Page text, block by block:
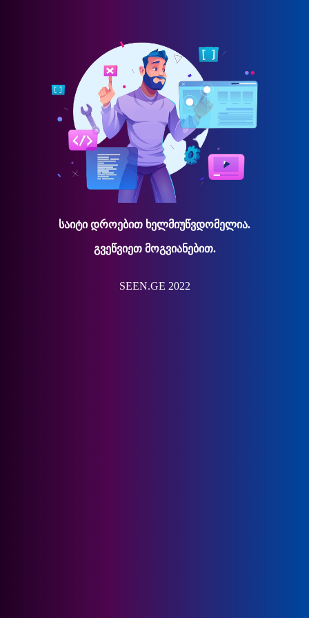
საიტი დროებით ხელმიუწვდომელია.
გვეწვიეთ მოგვიანებით.
SEEN.GE 2022